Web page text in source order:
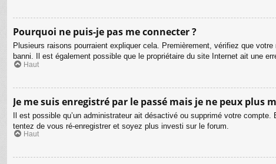
Pourquoi ne puis-je pas me connecter ?
Plusieurs raisons pourraient expliquer cela. Premièrement, vérifiez que
banni. Il est également possible que le propriétaire du site Internet ait une
Haut
Je me suis enregistré par le passé mais je ne peux plus
Il est possible qu’un administrateur ait désactivé ou supprimé votre
tentez de vous ré-enregistrer et soyez plus investi sur le forum.
Haut